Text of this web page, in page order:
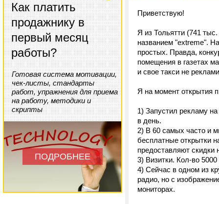
Как платить
продажнику в
первый месяц
работы?
Готовая система мотивации,
чек-листы, стандарты
работ, упражнения для приема
на работу, методики и
скрипты
ПОДРОБНЕЕ
Приветствую!
Я из Тольятти (741
названием "extreme".
простых. Правда,
помещения в газетах
и свое такси не
Я на момент открытия
1) Запустил рекламу
в день.
2) В 60 самых часто и
бесплатные открытки
предоставляют скидки
3) Визитки. Кол-во
4) Сейчас в одном из
радио, но с
мониторах.